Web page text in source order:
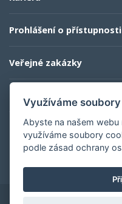
Prohlášení o přístupnosti
Veřejné zakázky
Kontaktní informace
profesionalita a
Využíváme
Abyste na našem
využíváme soubory
podle zásad ochrany